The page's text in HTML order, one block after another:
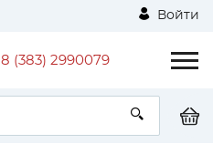
Войти
8 (383) 2990079